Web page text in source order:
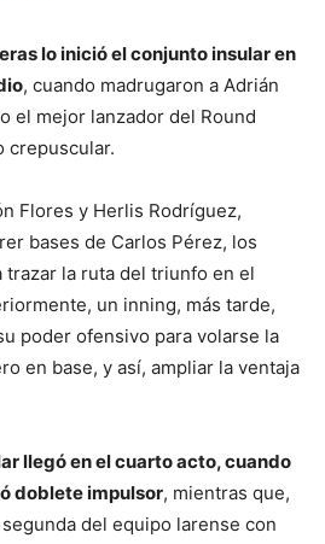
lo inició el conjunto insular en
, cuando madrugaron a Adrián
el mejor lanzador del Round
crepuscular.
Flores y Herlis Rodríguez,
bases de Carlos Pérez, los
trazar la ruta del triunfo en el
un inning, más tarde,
poder ofensivo para volarse la
en base, y así, ampliar la ventaja
llegó en el cuarto acto, cuando
doblete impulsor, mientras que,
del equipo larense con